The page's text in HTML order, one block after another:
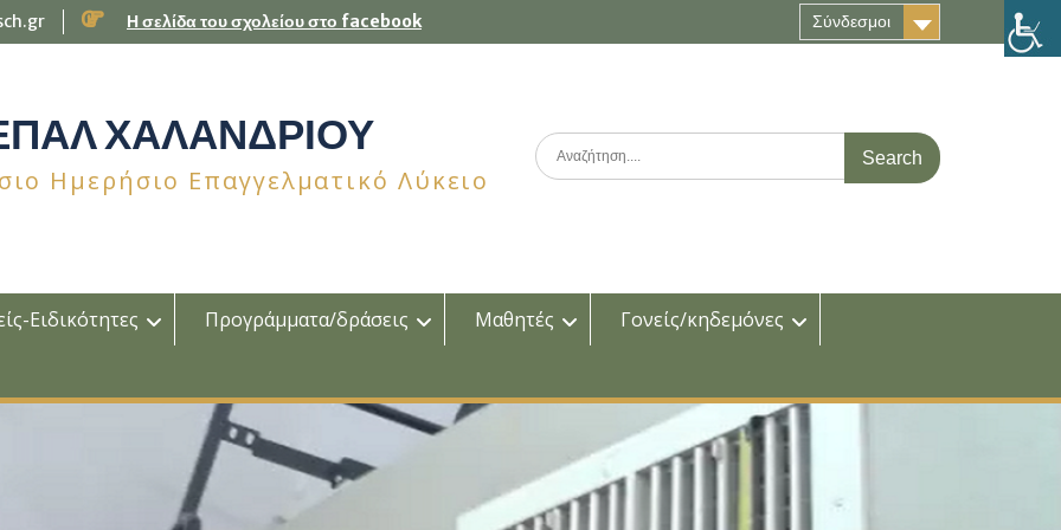
Η σελίδα του σχολείου στο facebook Σύνδεσμοι
ΧΑΛΑΝΔΡΙΟΥ
Ημερήσιο Επαγγελματικό Λύκειο
Search
for:
Ειδικότητες Προγράμματα/δράσεις Μαθητές
Γονείς/κηδεμόνες